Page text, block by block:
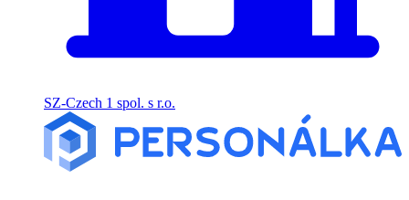
SZ-Czech 1 spol. s r.o.